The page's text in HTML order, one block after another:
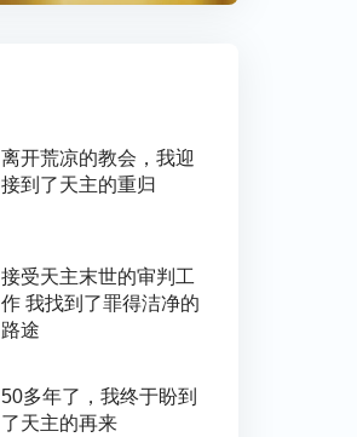
离开荒凉的教会，我迎
接到了天主的重归
接受天主末世的审判工
作 我找到了罪得洁净的
路途
50多年了，我终于盼到
了天主的再来